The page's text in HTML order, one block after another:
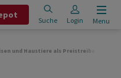
Suche Login Menu
und Haustiere als Preistreiber